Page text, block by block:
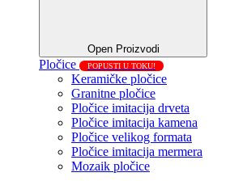
Open Proizvodi
Pločice POPUSTI U TOKU!
Keramičke pločice
Granitne pločice
Pločice imitacija drveta
Pločice imitacija kamena
Pločice velikog formata
Pločice imitacija mermera
Mozaik pločice